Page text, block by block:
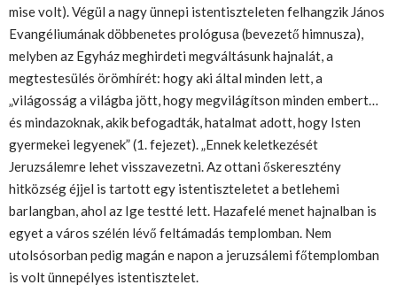
mise volt). Végül a nagy ünnepi istentiszteleten felhangzik János
Evangéliumának döbbenetes prológusa (bevezető himnusza),
melyben az Egyház meghirdeti megváltásunk hajnalát, a
megtestesülés örömhírét: hogy aki által minden lett, a
„világosság a világba jött, hogy megvilágítson minden embert…
és mindazoknak, akik befogadták, hatalmat adott, hogy Isten
gyermekei legyenek” (1. fejezet). „Ennek keletkezését
Jeruzsálemre lehet visszavezetni. Az ottani őskeresztény
hitközség éjjel is tartott egy istentiszteletet a betlehemi
barlangban, ahol az Ige testté lett. Hazafelé menet hajnalban is
egyet a város szélén lévő feltámadás templomban. Nem
utolsósorban pedig magán e napon a jeruzsálemi főtemplomban
is volt ünnepélyes istentisztelet.